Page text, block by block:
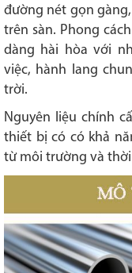
đường nét gọn
trên sàn. Phong
dàng hài hòa với
việc, hành lang
trời.
Nguyên liệu chính
thiết bị có có khả
từ môi trường và